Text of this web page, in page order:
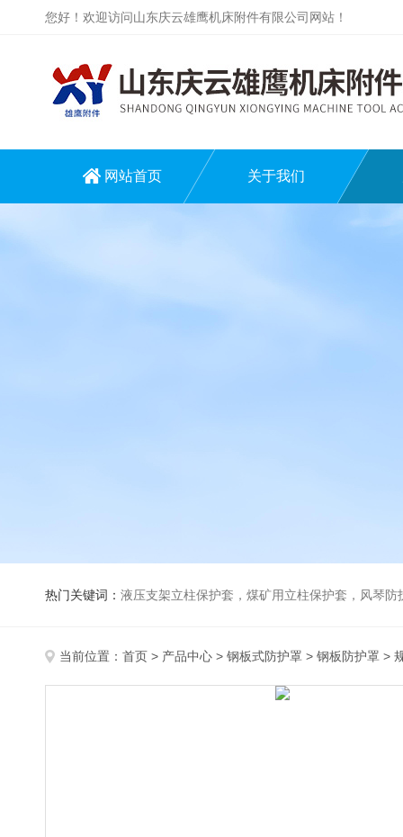
您好！欢迎访问山东庆云雄鹰机床附件有限公司网站！
网站首页 关于我们
热门关键词： 液压支架立柱保护套，煤矿用立柱保护套，风琴
当前位置： 首页 > 产品中心 > 钢板式防护罩 > 钢板防护罩 >